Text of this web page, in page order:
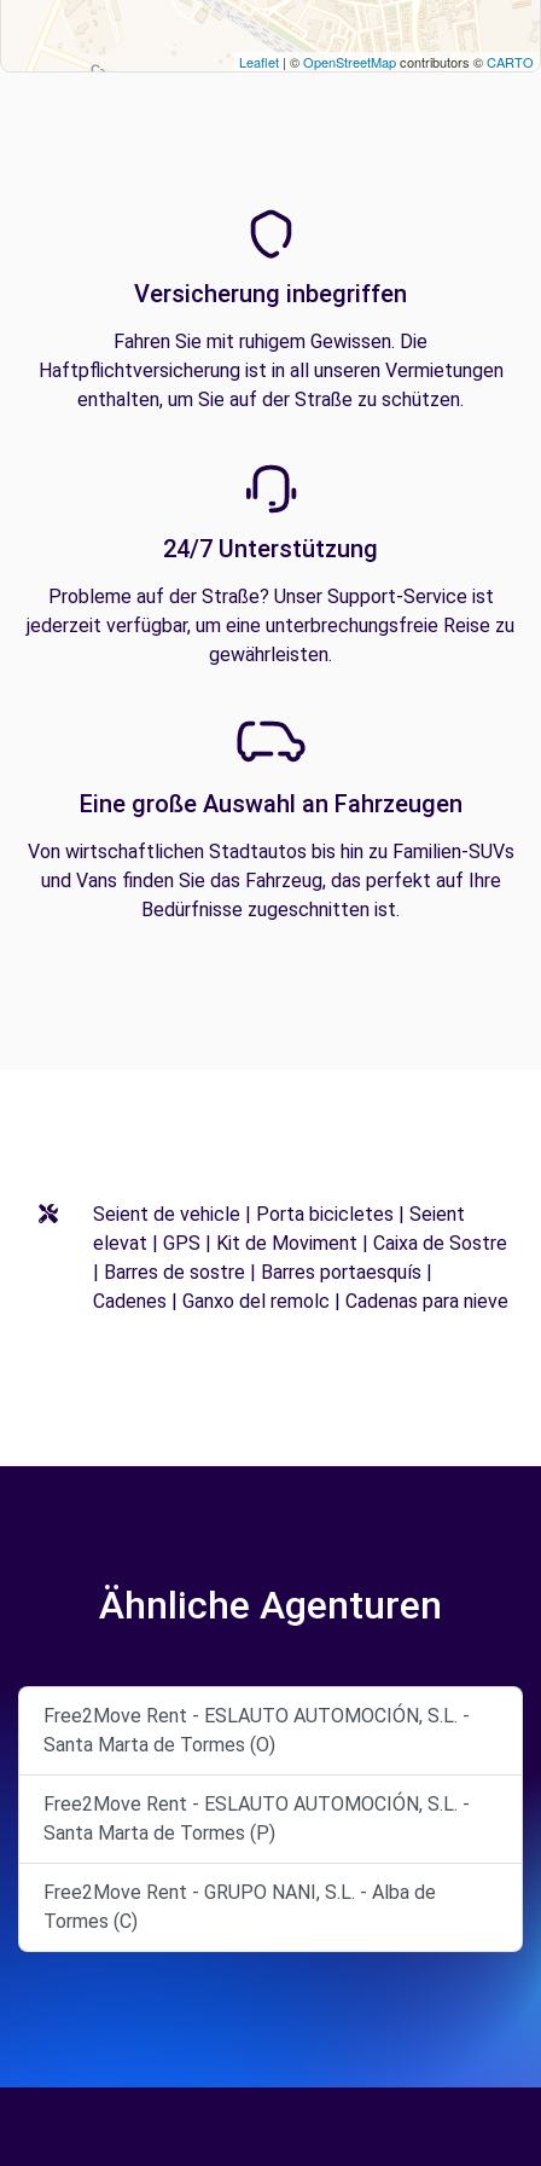
Leaflet | ©OpenStreetMapcontributors ©CARTO
Versicherung inbegriffen
Fahren Sie mit ruhigem Gewissen. Die
Haftpflichtversicherung ist in all unseren Vermietungen
enthalten, um Sie auf der Straße zu schützen.
24/7 Unterstützung
Probleme auf der Straße? Unser Support-Service ist
jederzeit verfügbar, um eine unterbrechungsfreie Reise zu
gewährleisten.
Eine große Auswahl an Fahrzeugen
Von wirtschaftlichen Stadtautos bis hin zu Familien-SUVs
und Vans finden Sie das Fahrzeug, das perfekt auf Ihre
Bedürfnisse zugeschnitten ist.
Seient de vehicle | Porta bicicletes | Seient
elevat | GPS | Kit de Moviment | Caixa de Sostre
| Barres de sostre | Barres portaesquís |
Cadenes | Ganxo del remolc | Cadenas para nieve
Ähnliche Agenturen
Free2Move Rent - ESLAUTO AUTOMOCIÓN, S.L. -
Santa Marta de Tormes (O)
Free2Move Rent - ESLAUTO AUTOMOCIÓN, S.L. -
Santa Marta de Tormes (P)
Free2Move Rent - GRUPO NANI, S.L. - Alba de
Tormes (C)